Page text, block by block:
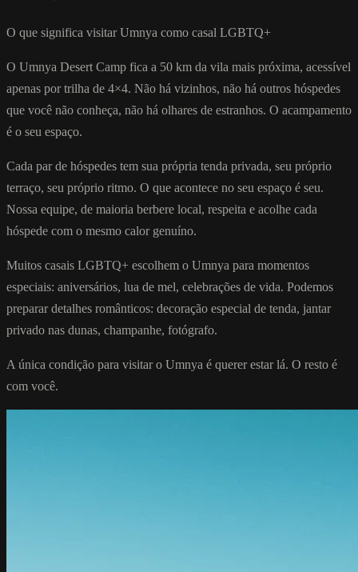
O que significa visitar Umnya como casal LGBTQ+
O Umnya Desert Camp fica a 50 km da vila mais próxima, acessível
apenas por trilha de 4×4. Não há vizinhos, não há outros hóspedes
que você não conheça, não há olhares de estranhos. O acampamento
é o seu espaço.
Cada par de hóspedes tem sua própria tenda privada, seu próprio
terraço, seu próprio ritmo. O que acontece no seu espaço é seu.
Nossa equipe, de maioria berbere local, respeita e acolhe cada
hóspede com o mesmo calor genuíno.
Muitos casais LGBTQ+ escolhem o Umnya para momentos
especiais: aniversários, lua de mel, celebrações de vida. Podemos
preparar detalhes românticos: decoração especial de tenda, jantar
privado nas dunas, champanhe, fotógrafo.
A única condição para visitar o Umnya é querer estar lá. O resto é
com você.